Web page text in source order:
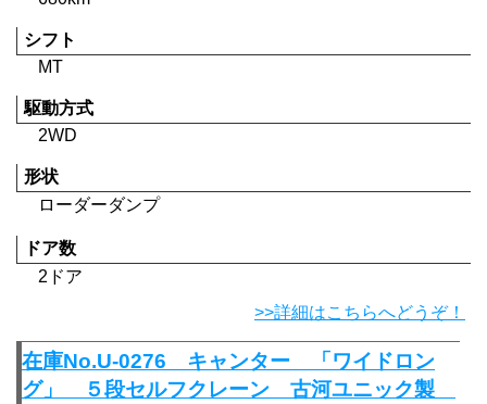
シフト
MT
駆動方式
2WD
形状
ローダーダンプ
ドア数
2ドア
>>詳細はこちらへどうぞ！
在庫No.U-0276 キャンター 「ワイドロン
グ」 ５段セルフクレーン 古河ユニック製